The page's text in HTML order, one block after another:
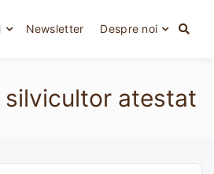
Newsletter Despre noi
silvicultor atestat